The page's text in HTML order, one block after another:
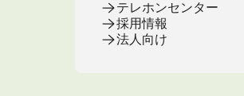
テレホンセンター
採用情報
法人向け